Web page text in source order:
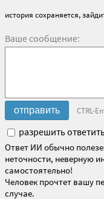
история сохраняется,
Ваше сообщение:
CTRL-
разрешить
Ответ ИИ обычно
неточности, неверную
самостоятельно!
Человек прочтет вашу
случае.